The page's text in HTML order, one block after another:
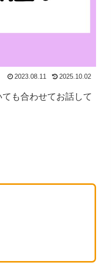
2023.08.11 2025.10.02
も合わせてお話して